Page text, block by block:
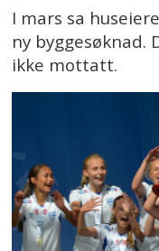
I mars sa
ny
ikke mottatt.